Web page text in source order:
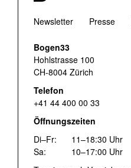
Newsletter Presse
Bogen33
Hohlstrasse 100
CH-8004 Zürich
Telefon
+41 44 400 00 33
Öffnungszeiten
Di–Fr:
11–18:30 Uhr
Sa:
10–17:00 Uhr